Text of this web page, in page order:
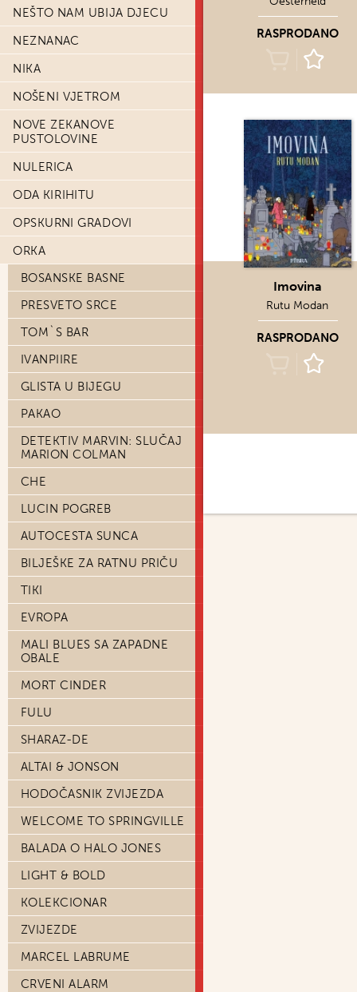
NEŠTO NAM UBIJA DJECU
NEZNANAC
NIKA
NOŠENI VJETROM
NOVE ZEKANOVE
PUSTOLOVINE
NULERICA
ODA KIRIHITU
OPSKURNI GRADOVI
ORKA
BOSANSKE BASNE
PRESVETO SRCE
TOM`S BAR
IVANPIIRE
GLISTA U BIJEGU
PAKAO
DETEKTIV MARVIN: SLUČAJ
MARION COLMAN
CHE
LUCIN POGREB
AUTOCESTA SUNCA
BILJEŠKE ZA RATNU PRIČU
TIKI
EVROPA
MALI BLUES SA ZAPADNE
OBALE
MORT CINDER
FULU
SHARAZ-DE
ALTAI & JONSON
HODOČASNIK ZVIJEZDA
WELCOME TO SPRINGVILLE
BALADA O HALO JONES
LIGHT & BOLD
KOLEKCIONAR
ZVIJEZDE
MARCEL LABRUME
CRVENI ALARM
RASPRODANO
Imovina
Rutu Modan
RASPRODANO